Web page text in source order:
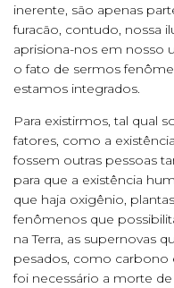
inerente, são apenas
furacão, contudo, nossa
aprisiona-nos em nosso
o fato de sermos
estamos integrados.
Para existirmos, tal qual
fatores, como a
fossem outras pessoas
para que a existência
que haja oxigênio,
fenômenos que
na Terra, as supernovas
pesados, como carbono
foi necessário a morte